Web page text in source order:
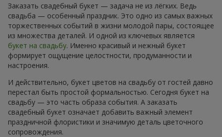
Заказать свадебный букет — задача не из лёгких. Ведь
свадьба — особенный праздник. Это одно из самых важных
торжественных событий в жизни молодой пары, состоящее
из множества деталей. И одной из ключевых является
букет на свадьбу. Именно красивый и нежный букет
формирует ощущение целостности, продуманности и
настроения.
И действительно, букет цветов на свадьбу от гостей давно
перестал быть простой формальностью. Сегодня букет на
свадьбу — это часть образа события. А заказать
свадебный букет означает добавить важный элемент
праздничной флористики и значимую деталь цветочного
сопровождения.